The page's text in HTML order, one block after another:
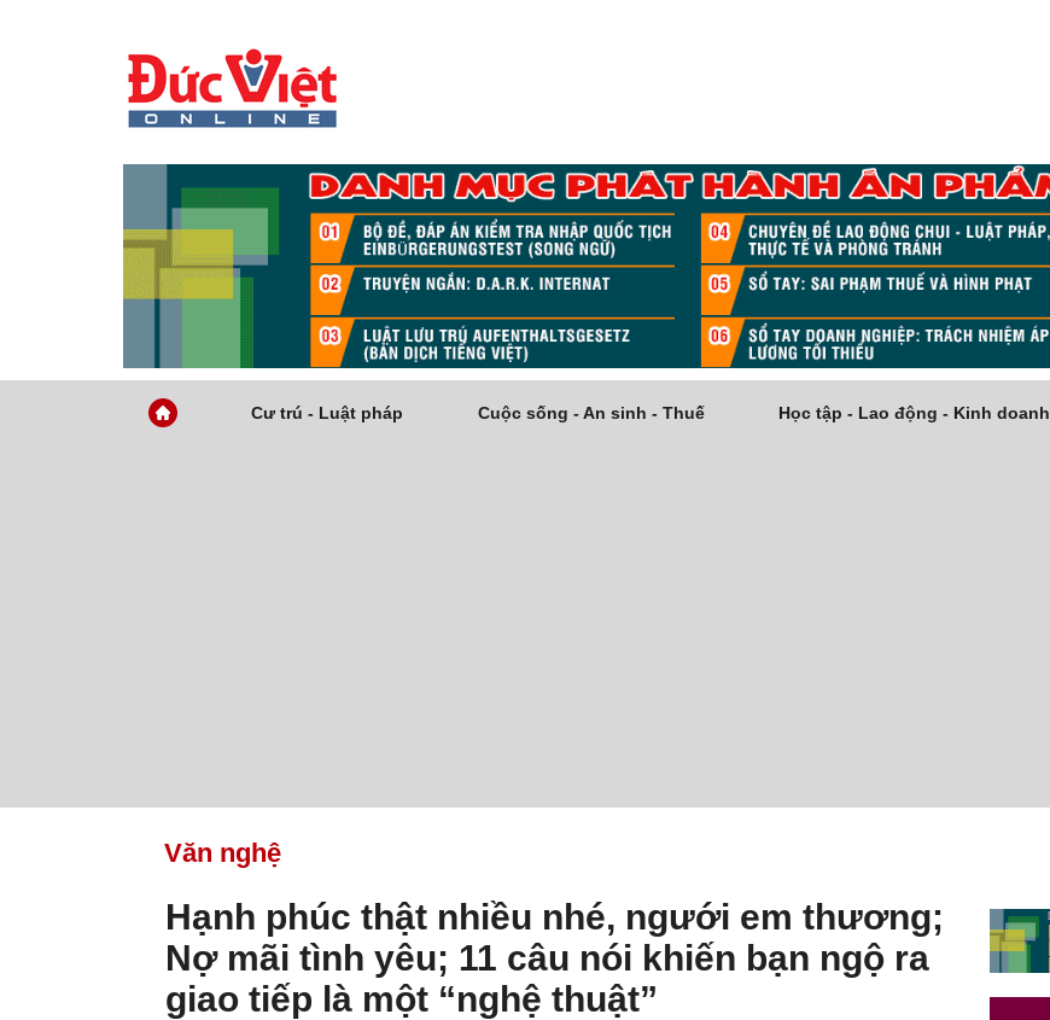
Cư trú - Luật pháp Cuộc sống - An sinh - Thuế Học tập - Lao động - Kinh doanh
Văn nghệ
Hạnh phúc thật nhiều nhé, ngưới em thương;
Nợ mãi tình yêu; 11 câu nói khiến bạn ngộ ra
giao tiếp là một “nghệ thuật”